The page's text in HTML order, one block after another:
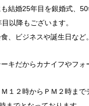
結婚25年目を銀婚式、
以降もございます。
、ビジネスや誕生日など。
キだからカナイフやフ
１２時からＰＭ２時まで